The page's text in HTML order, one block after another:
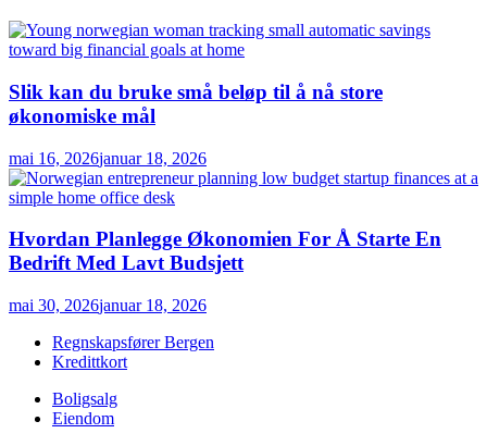
Slik kan du bruke små beløp til å nå store
økonomiske mål
mai 16, 2026januar 18, 2026
Hvordan Planlegge Økonomien For Å Starte En
Bedrift Med Lavt Budsjett
mai 30, 2026januar 18, 2026
Regnskapsfører Bergen
Kredittkort
Boligsalg
Eiendom